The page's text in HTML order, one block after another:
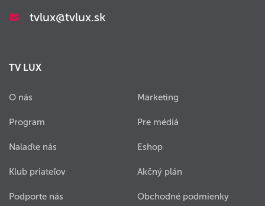
tvlux@tvlux.sk
TV LUX
O nás
Program
Nalaďte nás
Klub priateľov
Podporte nás
Marketing
Pre médiá
Eshop
Akčný plán
Obchodné podmienky